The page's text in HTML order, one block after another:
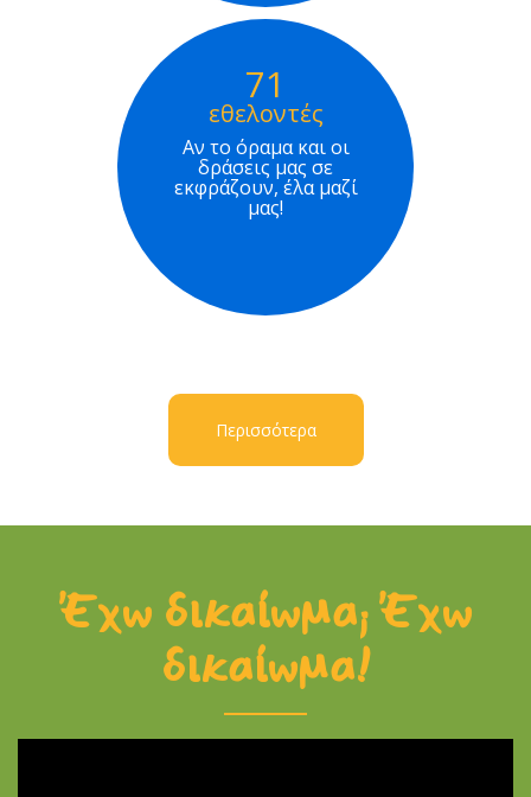
71
εθελοντές
Αν το όραμα και οι
δράσεις μας σε
εκφράζουν, έλα μαζί
μας!
Περισσότερα
Έχω δικαίωμα; Έχω
δικαίωμα!